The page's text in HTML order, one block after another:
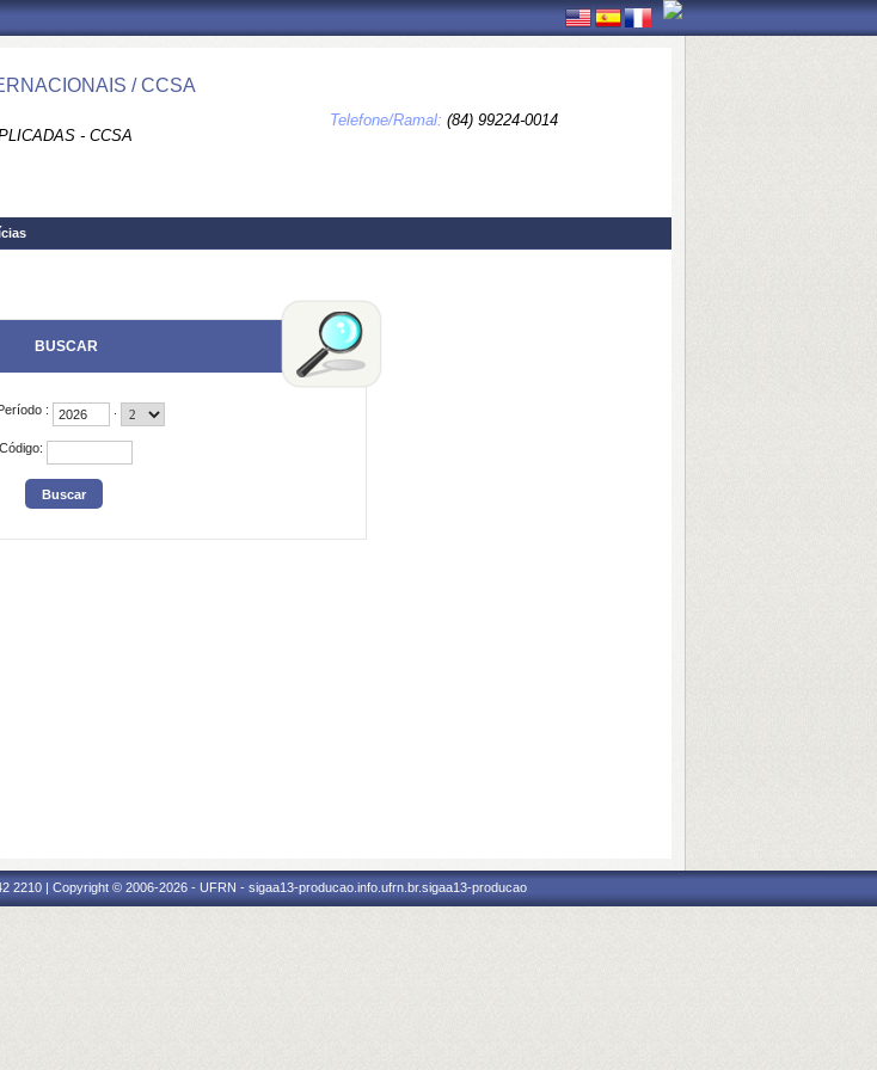
/ CCSA
- CCSA
Telefone/Ramal: (84) 99224-0014
BUSCAR
:
Código:
2210 | Copyright © 2006-2026 - UFRN - sigaa13-producao.info.ufrn.br.sigaa13-producao